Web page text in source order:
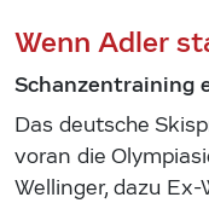
Wenn Adler
Schanzentraining
Das deutsche
voran die
Wellinger, dazu